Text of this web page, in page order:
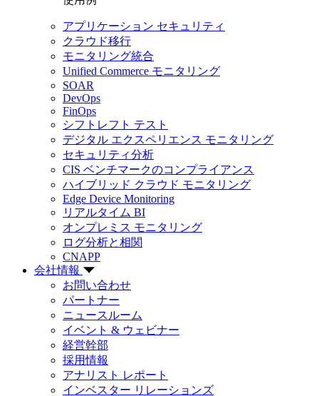
アプリケーション セキュリティ
クラウド移行
モニタリング統合
Unified Commerce モニタリング
SOAR
DevOps
FinOps
シフトレフト テスト
デジタル エクスペリエンス モニタリング
セキュリティ分析
CIS ベンチマークのコンプライアンス
ハイブリッド クラウド モニタリング
Edge Device Monitoring
リアルタイム BI
オンプレミス モニタリング
ログ分析と相関
CNAPP
会社情報
お問い合わせ
パートナー
ニュースルーム
イベント & ウェビナー
経営幹部
採用情報
アナリスト レポート
インベスター リレーションズ